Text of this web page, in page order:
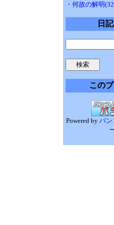
・何故の解明
日
この
Powered by バン